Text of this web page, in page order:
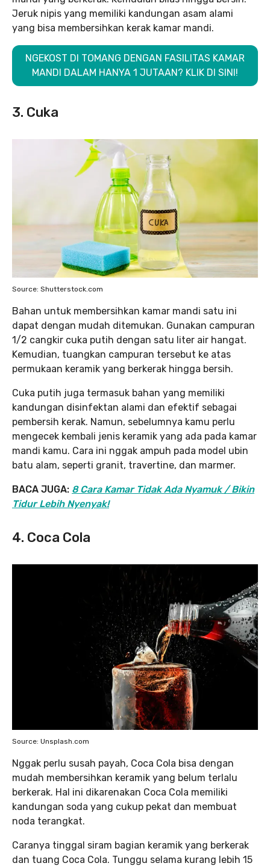
Jeruk nipis yang memiliki kandungan asam alami
yang bisa membersihkan kerak kamar mandi.
NGEKOST DI TOMANG DENGAN FASILITAS KAMAR
MANDI DALAM HANYA 1 JUTAAN? KLIK DI SINI!
3. Cuka
Source: Shutterstock.com
Bahan untuk membersihkan kamar mandi satu ini
dapat dengan mudah ditemukan. Gunakan campuran
1/2 cangkir cuka putih dengan satu liter air hangat.
Kemudian, tuangkan campuran tersebut ke atas
permukaan keramik yang berkerak hingga bersih.
Cuka putih juga termasuk bahan yang memiliki
kandungan disinfektan alami dan efektif sebagai
pembersih kerak. Namun, sebelumnya kamu perlu
mengecek kembali jenis keramik yang ada pada kamar
mandi kamu. Cara ini nggak ampuh pada model ubin
batu alam, seperti granit, travertine, dan marmer.
BACA JUGA: 8 Cara Kamar Tidak Ada Nyamuk / Bikin
Tidur Lebih Nyenyak!
4. Coca Cola
Source: Unsplash.com
Nggak perlu susah payah, Coca Cola bisa dengan
mudah membersihkan keramik yang belum terlalu
berkerak. Hal ini dikarenakan Coca Cola memiliki
kandungan soda yang cukup pekat dan membuat
noda terangkat.
Caranya tinggal siram bagian keramik yang berkerak
dan tuang Coca Cola. Tunggu selama kurang lebih 15